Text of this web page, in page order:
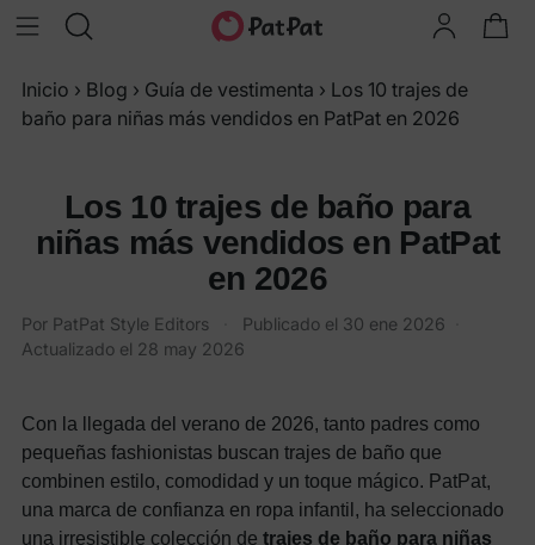
Inicio › Blog › Guía de vestimenta › Los 10 trajes de
baño para niñas más vendidos en PatPat en 2026
Los 10 trajes de baño para
niñas más vendidos en PatPat
en 2026
Por PatPat Style Editors Publicado el 30 ene 2026
Actualizado el 28 may 2026
Con la llegada del verano de 2026, tanto padres como
pequeñas fashionistas buscan trajes de baño que
combinen estilo, comodidad y un toque mágico. PatPat,
una marca de confianza en ropa infantil, ha seleccionado
una irresistible colección de trajes de baño para niñas